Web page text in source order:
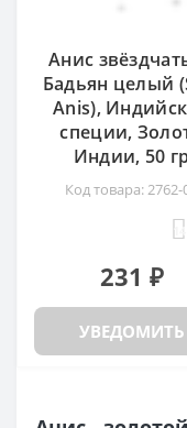
Анис
Бадьян целый
Anis),
специи,
Индии, 50
Код товара: 2762-
231 ₽
УВЕДОМИТЬ